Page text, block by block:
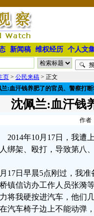
新闻稿 维权经历 个人文
页 > 公民来稿 > 正文
兰:血汗钱养肥了的官员、警察打
沈佩兰:血汗钱
作者
2014年10月17日，我遭
绑架、殴打，导致第八
17日早晨5点刚过，我
镇信访办工作人员张漪
将我硬按进汽车，他们
汽车椅子边上不能动弹